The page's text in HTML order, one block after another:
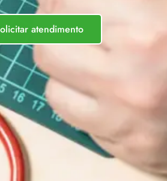
atendimento